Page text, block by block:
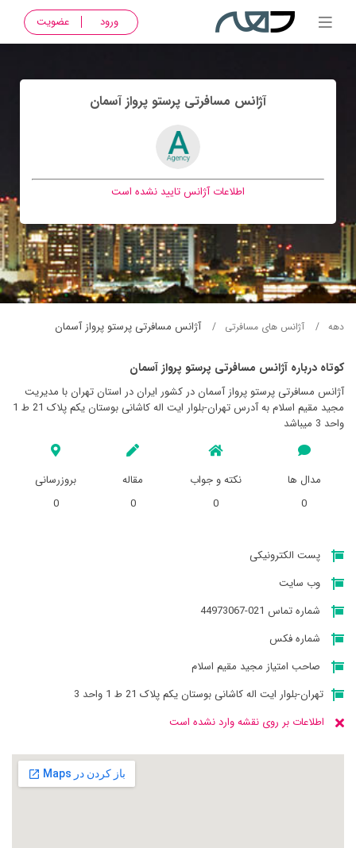
ورود عضویت
آژانس مسافرتی پرستو پرواز آسمان
اطلاعات آژانس تایید نشده است
دهه آژانس های مسافرتی آژانس مسافرتی پرستو پرواز آسمان
کوتاه درباره آژانس مسافرتی پرستو پرواز آسمان
آژانس مسافرتی پرستو پرواز آسمان در کشور ایران در استان تهران با مدیریت
مجید مقیم اسلام به آدرس تهران-بلوار ایت اله کاشانی بوستان یکم پلاک 21 ط 1
واحد 3 میباشد
مدال ها
0
نکته و جواب
0
مقاله
0
بروزرسانی
0
پست الکترونیکی
وب سایت
شماره تماس 021-44973067
شماره فکس
صاحب امتیاز مجید مقیم اسلام
تهران-بلوار ایت اله کاشانی بوستان یکم پلاک 21 ط 1 واحد 3
اطلاعات بر روی نقشه وارد نشده است